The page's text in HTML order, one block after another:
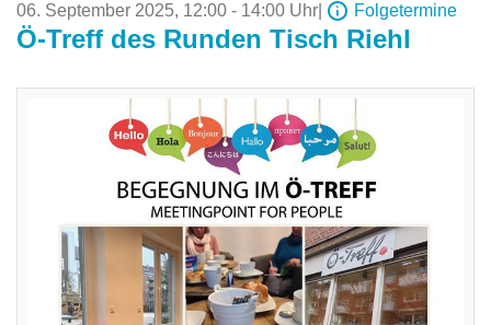
06. September 2025, 12:00 - 14:00 Uhr Folgetermine
Ö-Treff des Runden Tisch Riehl